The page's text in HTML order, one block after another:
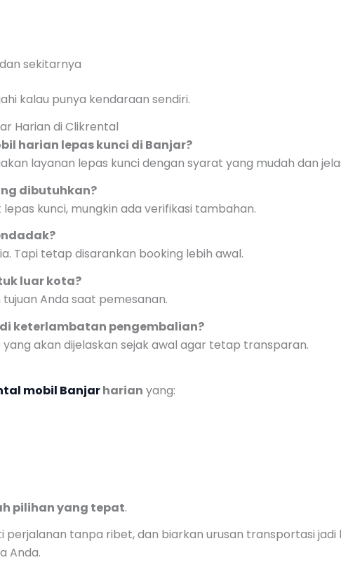
sekitarnya
kalau punya kendaraan sendiri.
Harian di Clikrental
harian lepas kunci di Banjar?
layanan lepas kunci dengan syarat yang mudah dan
dibutuhkan?
lepas kunci, mungkin ada verifikasi tambahan.
Tapi tetap disarankan booking lebih awal.
luar kota?
tujuan Anda saat pemesanan.
keterlambatan pengembalian?
akan dijelaskan sejak awal agar tetap transparan.
mobil Banjarharian yang:
pilihan yang tepat.
perjalanan tanpa ribet, dan biarkan urusan transportasi jadi
Anda.